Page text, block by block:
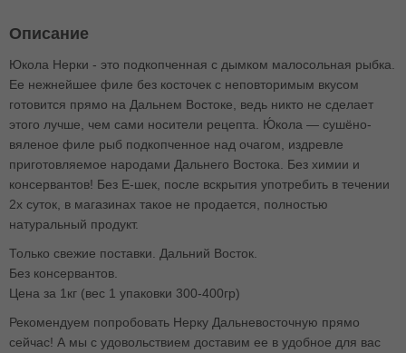
Описание
Юкола Нерки - это подкопченная с дымком малосольная рыбка.
Ее нежнейшее филе без косточек с неповторимым вкусом
готовится прямо на Дальнем Востоке, ведь никто не сделает
этого лучше, чем сами носители рецепта. Ю́кола — сушёно-
вяленое филе рыб подкопченное над очагом, издревле
приготовляемое народами Дальнего Востока. Без химии и
консервантов! Без E-шек, после вскрытия употребить в течении
2х суток, в магазинах такое не продается, полностью
натуральный продукт.
Только свежие поставки. Дальний Восток.
Без консервантов.
Цена за 1кг (вес 1 упаковки 300-400гр)
Рекомендуем попробовать Нерку Дальневосточную прямо
сейчас! А мы с удовольствием доставим ее в удобное для вас